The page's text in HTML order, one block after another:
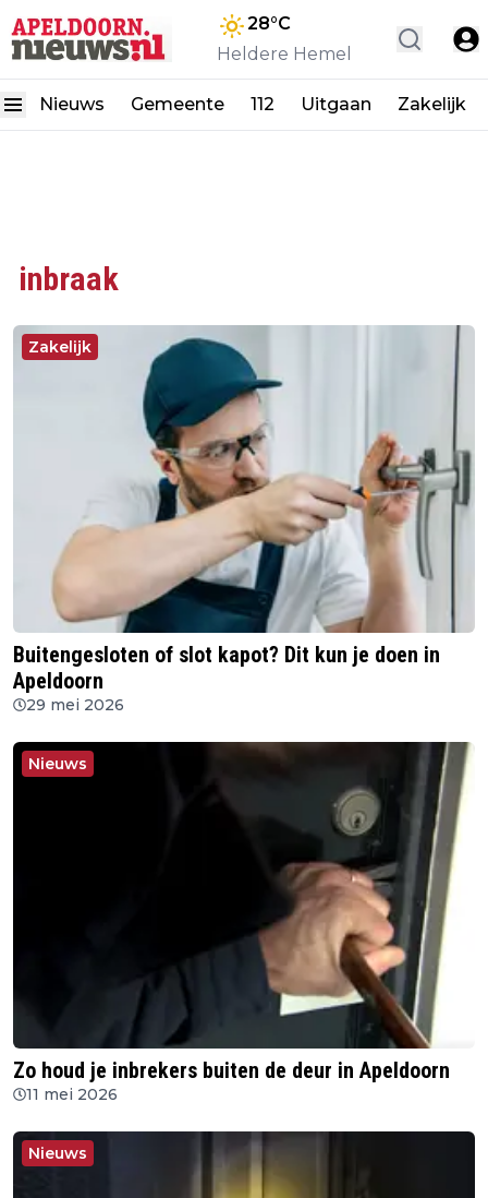
28°C
Heldere Hemel
Nieuws Gemeente 112 Uitgaan Zakelijk
inbraak
Zakelijk
Buitengesloten of slot kapot? Dit kun je doen in
Apeldoorn
29 mei 2026
Nieuws
Zo houd je inbrekers buiten de deur in Apeldoorn
11 mei 2026
Nieuws